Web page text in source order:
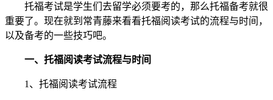
托福考试是学生们去留学必须要考的，那么托福备考就很
重要了。现在就到常青藤来看看托福阅读考试的流程与时间，
以及备考的一些技巧吧。
一、托福阅读考试流程与时间
1、托福阅读考试流程